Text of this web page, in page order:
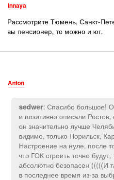
Innaya
Рассмотрите Тюмень, Санкт-
вы пенсионер, то можно и юг.
Anton
sedwer: Спасибо большое!
и позитивно описали Ростов,
он значительно лучше
видимо, только Норильск,
Настроение на нуле, после
что ГОК строить точно
абсолютно безопасен (((((И
в последнее время из-за